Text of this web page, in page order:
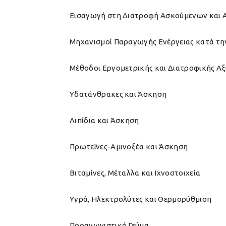
Εισαγωγή στη Διατροφή Ασκούμενων και
Μηχανισμοί Παραγωγής Ενέργειας κατά
Μέθοδοι Εργομετρικής και Διατροφικής
Υδατάνθρακες και Άσκηση
Λιπίδια και Άσκηση
Πρωτεΐνες-Αμινοξέα και Άσκηση
Βιταμίνες, Μέταλλα και Ιχνοστοιχεία
Υγρά, Ηλεκτρολύτες και Θερμορύθμιση